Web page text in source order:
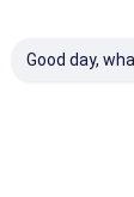
Good day,